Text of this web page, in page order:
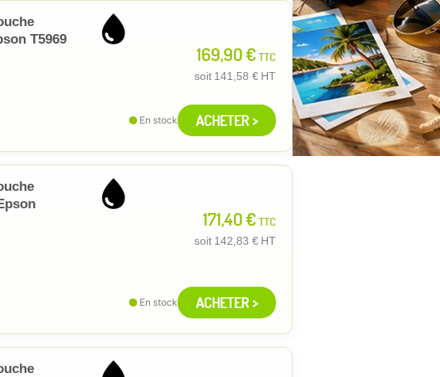
T5969
169,90 €TTC
soit 141,58 € HT
En stock ACHETER >
171,40 €TTC
soit 142,83 € HT
En stock ACHETER >